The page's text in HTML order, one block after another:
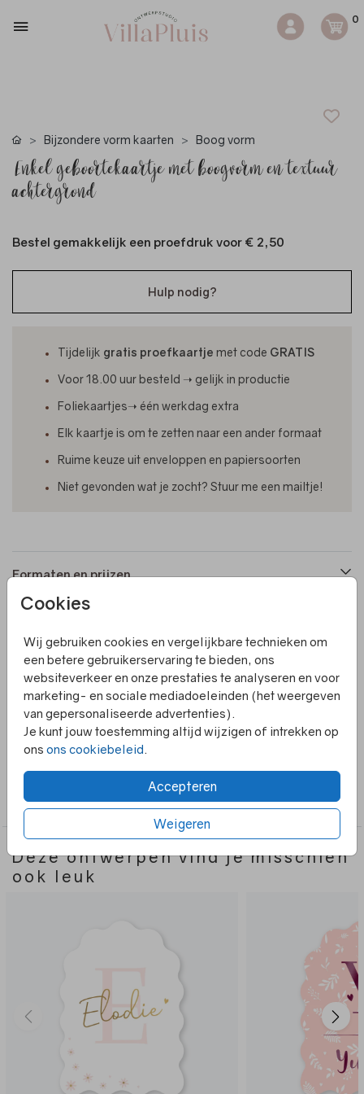
0
Cookies
Wij gebruiken cookies en vergelijkbare technieken om
een betere gebruikerservaring te bieden, ons
websiteverkeer en onze prestaties te analyseren en voor
marketing- en sociale mediadoeleinden (het weergeven
van gepersonaliseerde advertenties).
Je kunt jouw toestemming altijd wijzigen of intrekken op
ons ons cookiebeleid.
Accepteren
Weigeren
Bijzondere vorm kaarten Boog vorm
Enkel geboortekaartje met boogvorm en textuur
achtergrond
Bestel gemakkelijk een proefdruk voor € 2,50
Hulp nodig?
Tijdelijk gratis proefkaartje met code GRATIS
Voor 18.00 uur besteld ➝ gelijk in productie
Foliekaartjes➝ één werkdag extra
Elk kaartje is om te zetten naar een ander formaat
Ruime keuze uit enveloppen en papiersoorten
Niet gevonden wat je zocht? Stuur me een mailtje!
Formaten en prijzen
Productinformatie
Omschrijving
Een enkel, rechthoekig geboortekaartje met een mooie
boogvorm en koperfolie. Het kaartje is naar wens aan te
passen.
Boog vorm
Deze ontwerpen vind je misschien
ook leuk